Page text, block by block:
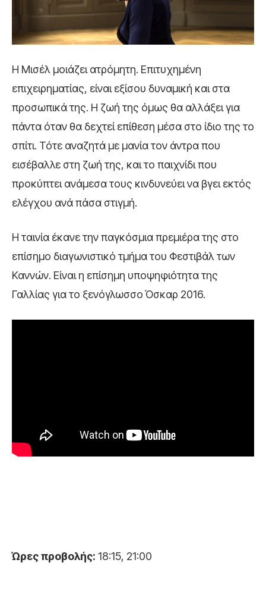
Η Μισέλ μοιάζει ατρόμητη. Επιτυχημένη
επιχειρηματίας, είναι εξίσου δυναμική και στα
προσωπικά της. Η ζωή της όμως θα αλλάξει για
πάντα όταν θα δεχτεί επίθεση μέσα στο ίδιο της το
σπίτι. Τότε αναζητά με μανία τον άντρα που
εισέβαλλε στη ζωή της, και το παιχνίδι που
προκύπτει ανάμεσα τους κινδυνεύει να βγει εκτός
ελέγχου ανά πάσα στιγμή.
Η ταινία έκανε την παγκόσμια πρεμιέρα της στο
επίσημο διαγωνιστικό τμήμα του Φεστιβάλ των
Καννών. Είναι η επίσημη υποψηφιότητα της
Γαλλίας για το ξενόγλωσσο Όσκαρ 2016.
Ώρες προβολής: 18:15, 21:00